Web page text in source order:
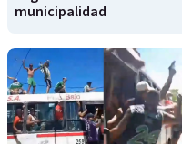
municipalidad